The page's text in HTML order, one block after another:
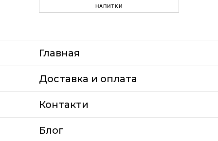
НАПИТКИ
Главная
Доставка и оплата
Контакти
Блог